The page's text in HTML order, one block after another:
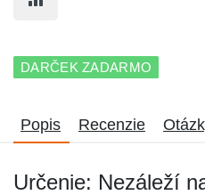
DARČEK ZADARMO
Popis Recenzie
Určenie: Nezáleží